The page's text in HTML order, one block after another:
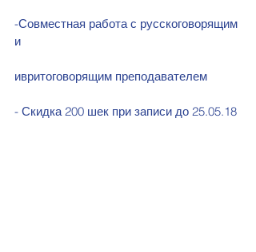
-Совместная работа с русскоговорящим
и
ивритоговорящим преподавателем
- Скидка 200 шек при записи до 25.05.18